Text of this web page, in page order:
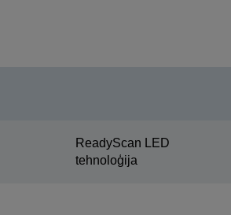
ReadyScan LED
tehnoloģija